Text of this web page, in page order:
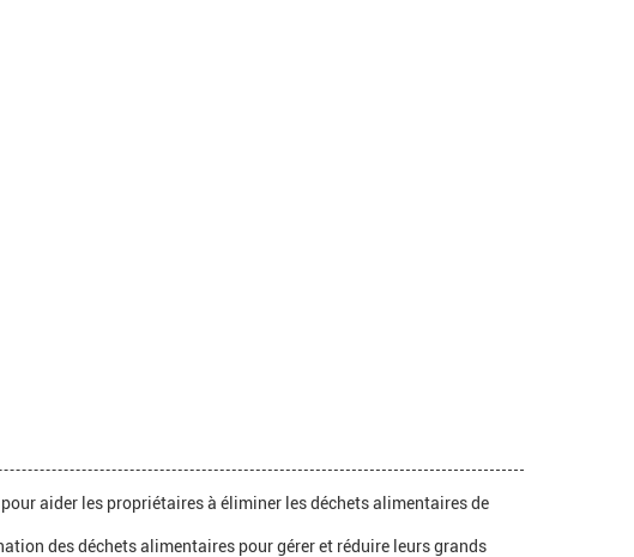
aider les propriétaires à éliminer les déchets alimentaires de
des déchets alimentaires pour gérer et réduire leurs grands